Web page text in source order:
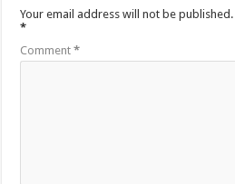
Your email address will not be published.
*
Comment*